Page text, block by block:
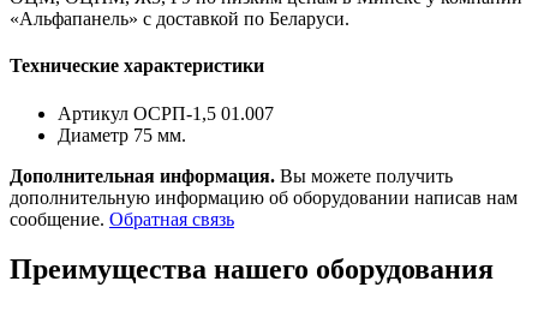
«Альфапанель» с доставкой по Беларуси.
Технические характеристики
Артикул ОСРП-1,5 01.007
Диаметр 75 мм.
Дополнительная информация. Вы можете получить
дополнительную информацию об оборудовании написав нам
сообщение. Обратная связь
Преимущества нашего оборудования